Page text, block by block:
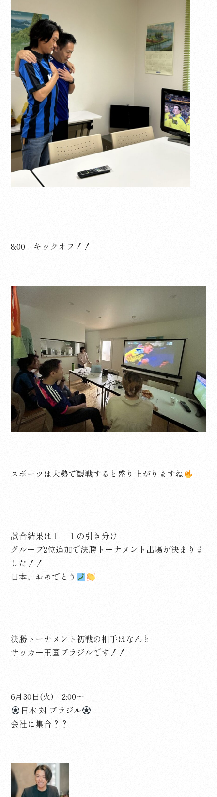
8:00 キックオフ！！
スポーツは大勢で観戦すると盛り上がりますね
試合結果は１－１の引き分け
グループ2位追加で決勝トーナメント出場が決まりま
した！！
日本、おめでとう
決勝トーナメント初戦の相手はなんと
サッカー王国ブラジルです！！
6月30日(火) 2:00～
日本 対 ブラジル
会社に集合？？